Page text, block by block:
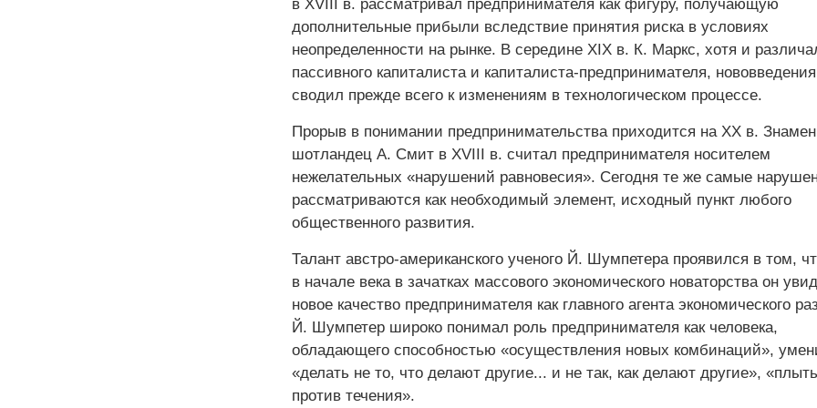
в ХVIII в. рассматривал предпринимателя как фигуру, получающую
дополнительные прибыли вследствие принятия риска в условиях
неопределенности на рынке. В середине ХIХ в. К. Маркс, хотя и
пассивного капиталиста и капиталиста-предпринимателя, нововведения
сводил прежде всего к изменениям в технологическом процессе.
Прорыв в понимании предпринимательства приходится на ХХ в.
шотландец А. Смит в ХVIII в. считал предпринимателя носителем
нежелательных «нарушений равновесия». Сегодня те же самые
рассматриваются как необходимый элемент, исходный пункт любого
общественного развития.
Талант австро-американского ученого Й. Шумпетера проявился в том,
в начале века в зачатках массового экономического новаторства он
новое качество предпринимателя как главного агента экономического
Й. Шумпетер широко понимал роль предпринимателя как человека,
обладающего способностью «осуществления новых комбинаций»,
«делать не то, что делают другие... и не так, как делают другие», «плыть
против течения».